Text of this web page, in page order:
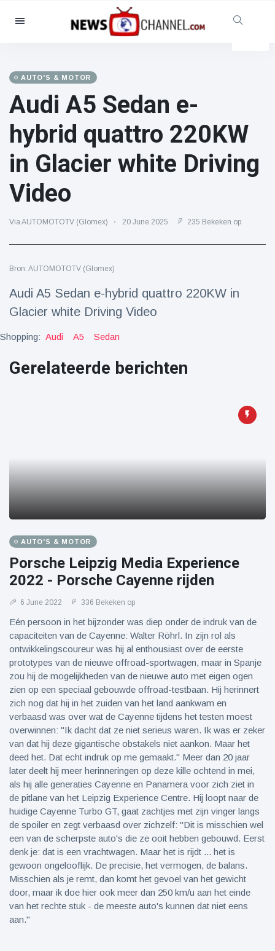
Categorieën
Maatschappelijk & Leuk
Bioscoop & TV
(81)
Beroemdheden
(13938)
Mode & Schoonheid
(122)
Eten & drinken
Gaming
(160)
Laatste nieuws
Draakachtig
zeedier
spectaculaire
stunts
Een van de
grootste
radiotelescopen
in
AUTO'S & MOTOR
Audi A5 Sedan e-
hybrid quattro 220KW
in Glacier white Driving
Video
Via AUTOMOTOTV (Glomex) 20 June 2025 235 Bekeken op
Bron: AUTOMOTOTV (Glomex)
Audi A5 Sedan e-hybrid quattro 220KW in
Glacier white Driving Video
Shopping: Audi A5 Sedan
Gerelateerde berichten
AUTO'S & MOTOR
Porsche Leipzig Media Experience
2022 - Porsche Cayenne rijden
6 June 2022 336 Bekeken op
Eén persoon in het bijzonder was diep onder de indruk van de
capaciteiten van de Cayenne: Walter Röhrl. In zijn rol als
ontwikkelingscoureur was hij al enthousiast over de eerste
prototypes van de nieuwe offroad-sportwagen, maar in Spanje
zou hij de mogelijkheden van de nieuwe auto met eigen ogen
zien op een speciaal gebouwde offroad-testbaan. Hij herinnert
zich nog dat hij in het zuiden van het land aankwam en
verbaasd was over wat de Cayenne tijdens het testen moest
overwinnen: "Ik dacht dat ze niet serieus waren. Ik was er zeker
van dat hij deze gigantische obstakels niet aankon. Maar het
deed het. Dat echt indruk op me gemaakt." Meer dan 20 jaar
later deelt hij meer herinneringen op deze kille ochtend in mei,
als hij alle generaties Cayenne en Panamera voor zich ziet in
de pitlane van het Leipzig Experience Centre. Hij loopt naar de
huidige Cayenne Turbo GT, gaat zachtjes met zijn vinger langs
de spoiler en zegt verbaasd over zichzelf: "Dit is misschien wel
een van de scherpste auto's die ze ooit hebben gebouwd. Eerst
denk je: dat is een vrachtwagen. Maar het is rijdt ... het is
gewoon ongelooflijk. De precisie, het vermogen, de balans.
Misschien als je remt, dan komt het gevoel van het gewicht
door, maar ik doe hier ook meer dan 250 km/u aan het einde
van het rechte stuk - de meeste auto's kunnen dat niet eens
aan."